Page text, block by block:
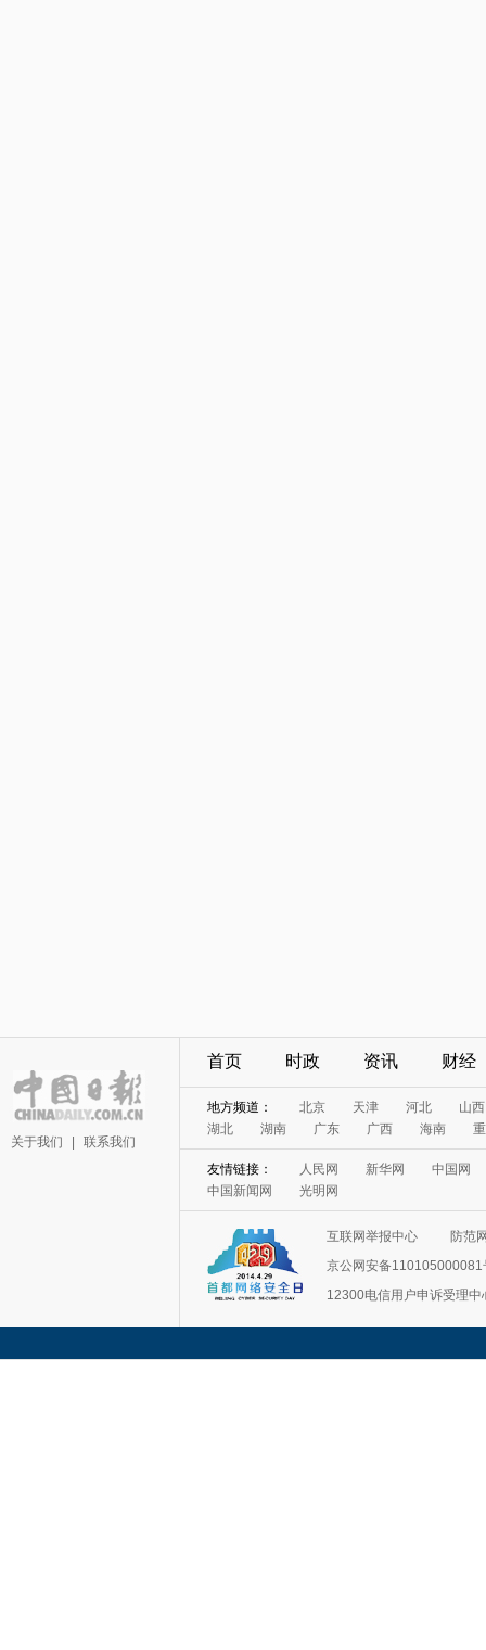
关于我们 联系我们
首页 时政 资讯 财经
地方频道： 北京 天津 河北
山西
湖北
湖南 广东 广西 海南
友情链接： 人民网 新华网
中国网
中国新闻网
光明网
互联网举报中心
防范
京公网安备110105000081
12300电信用户申诉受理中